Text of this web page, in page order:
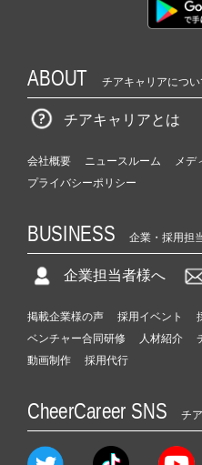
ABOUT チアキャリアについ
チアキャリアとは
会社概要 ニュースルーム
メデ
プライバシーポリシー
BUSINESS 企業・採用担
企業担当者様へ
掲載企業様の声 採用イベント
ベンチャー合同研修
人材紹介
動画制作
採用代行
CheerCareer SNS チ